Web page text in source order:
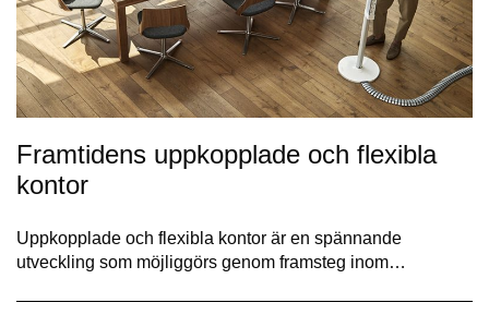
Framtidens uppkopplade och flexibla
kontor
Uppkopplade och flexibla kontor är en spännande
utveckling som möjliggörs genom framsteg inom…